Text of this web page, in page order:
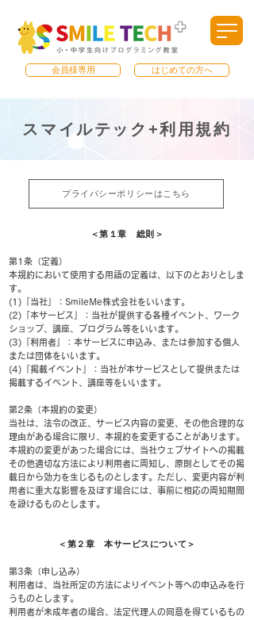
会員様専用 はじめての方へ
​スマイルテック+利用規約
プライバシーポリシーはこちら
＜第１章 総則＞
第1条（定義）
本規約において使用する用語の定義は、以下のとおりとしま
す。
(1)「当社」：SmileMe株式会社をいいます。
(2)「本サービス」：当社が提供する各種イベント、ワーク
ショップ、講座、プログラム等をいいます。
(3)「利用者」：本サービスに申込み、または参加する個人
または団体をいいます。
(4)「掲載イベント」：当社が本サービスとして提供または
掲載するイベント、講座等をいいます。
第2条（本規約の変更）
当社は、法令の改正、サービス内容の変更、その他合理的な
理由がある場合に限り、本規約を変更することがあります。
本規約の変更があった場合には、当社ウェブサイトへの掲載
その他適切な方法により利用者に周知し、原則としてその掲
載日から効力を生じるものとします。ただし、変更内容が利
用者に重大な影響を及ぼす場合には、事前に相応の周知期間
を設けるものとします。
＜第２章 本サービスについて＞
第3条（申し込み）
利用者は、当社所定の方法によりイベント等への申込みを行
うものとします。
利用者が未成年者の場合、法定代理人の同意を得ているもの